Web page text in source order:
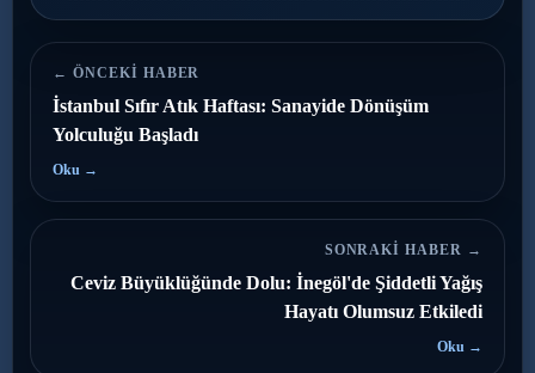
← ÖNCEKI HABER
İstanbul Sıfır Atık Haftası: Sanayide Dönüşüm
Yolculuğu Başladı
Oku →
SONRAKI HABER →
Ceviz Büyüklüğünde Dolu: İnegöl'de Şiddetli Yağış
Hayatı Olumsuz Etkiledi
Oku →